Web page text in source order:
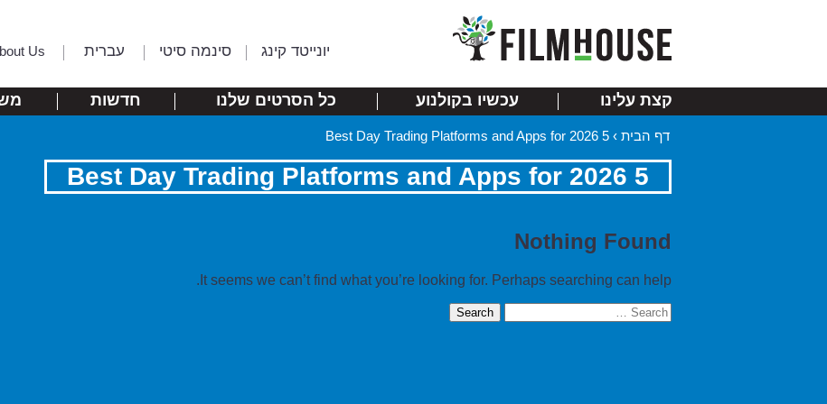
יונייטד קינג סינמה סיטי עברית Us
קצת עלינו עכשיו בקולנוע כל הסרטים שלנו חדשות
דף הבית ›
5 Best Day Trading Platforms and Apps for 2026
5 Best Day Trading Platforms and Apps for 2026
Nothing Found
It seems we can’t find what you’re looking for. Perhaps searching can help.
Search
for: